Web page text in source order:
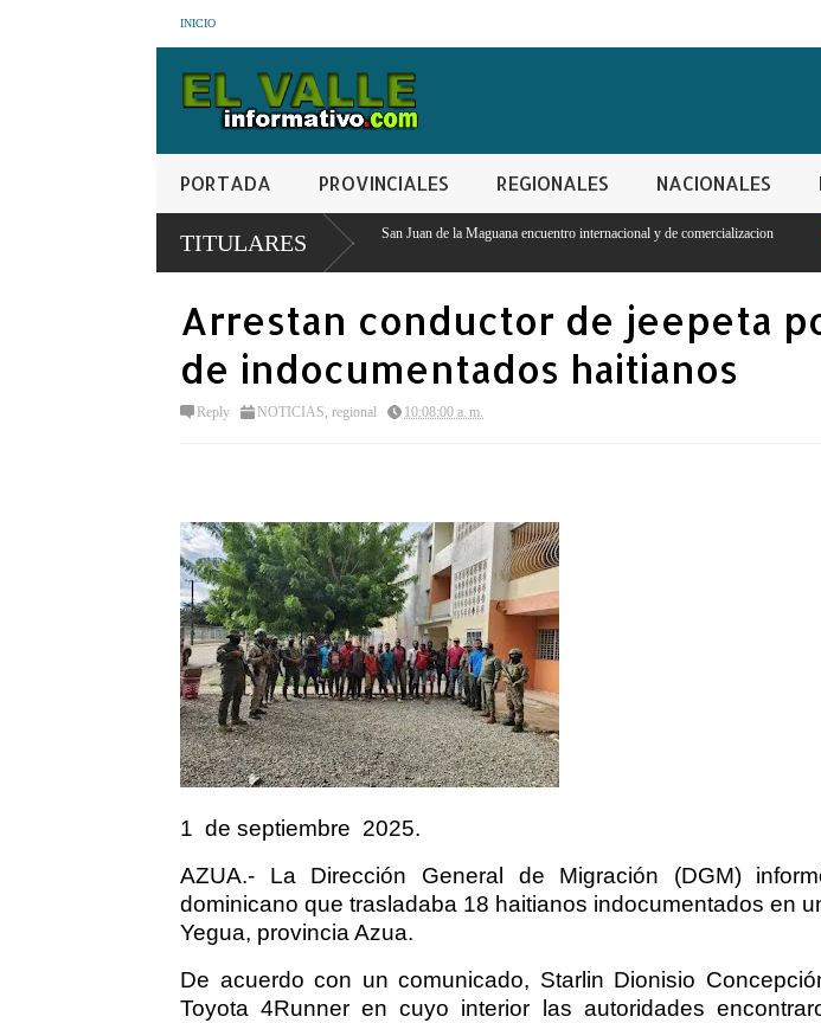
INICIO
PORTADA PROVINCIALES REGIONALES NACIONALES
TITULARES
de Productores realizara en San Juan de la Maguana encuentro internacional y de comercializacion
Abinader asumirá
Arrestan conductor de jeepeta
de indocumentados haitianos
Reply NOTICIAS, regional 10:08:00 a. m.
1 de septiembre 2025.
AZUA.- La Dirección General de Migración (DGM)
dominicano que trasladaba 18 haitianos indocumentados en
Yegua, provincia Azua.
De acuerdo con un comunicado, Starlin Dionisio
Toyota 4Runner en cuyo interior las autoridades